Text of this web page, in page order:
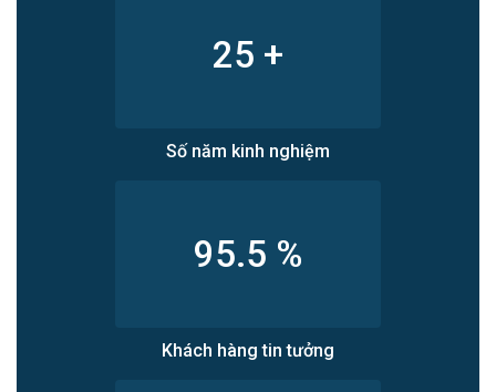
25 +
Số năm kinh nghiệm
95.5 %
Khách hàng tin tưởng